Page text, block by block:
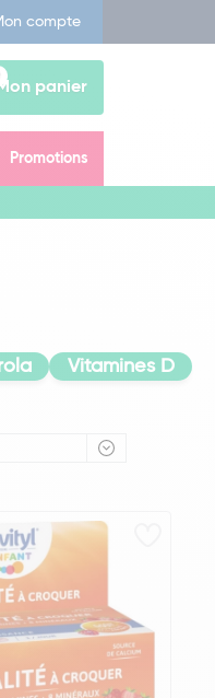
compte
panier
Promotions
Vitamines D